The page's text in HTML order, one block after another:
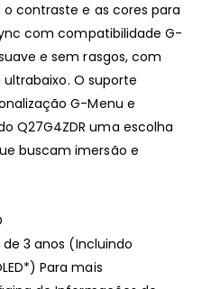
o contraste e as cores para
com compatibilidade G-
e sem rasgos, com
ultrabaixo. O suporte
G-Menu e
Q27G4ZDR uma escolha
buscam imersão e
3 anos (Incluindo
Para mais